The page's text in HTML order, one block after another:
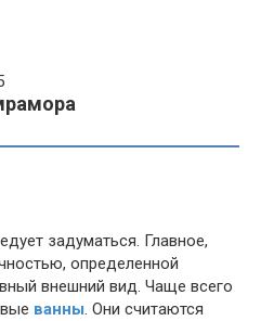
задуматься. Главное,
определенной
внешний вид. Чаще всего
ванны. Они считаются